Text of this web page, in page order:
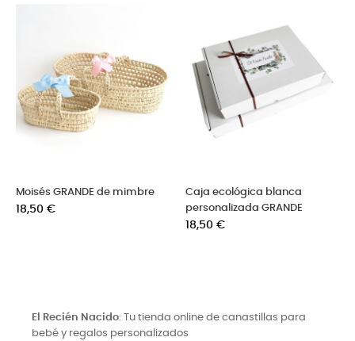
blanca
GRANDE
Maleta bebé plastificada
Cesto
madera
El Recién Nacido: Tu tienda online de canastillas para
bebé y regalos personalizados